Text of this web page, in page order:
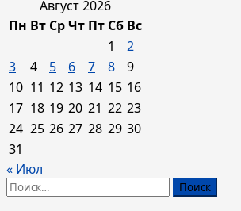
больше
о
BIRDS
самый
высокий
ресторан
и
мире.
Праздник
Август 2026
Пн Вт СрЧт Пт Сб Вс
1
2
3
4 5 6 7 8
9
10 11 12 13 14 15 16
17 18 19 20 21 22 23
24 25 26 27 28 29 30
31
« Июл
Найти: